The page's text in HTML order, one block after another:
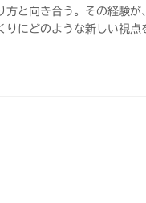
方と向き合う。その経験
りにどのような新しい視点